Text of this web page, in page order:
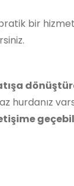
bir
hurdanız